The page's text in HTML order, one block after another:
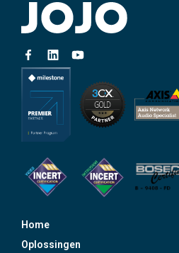
Home
Oplossingen